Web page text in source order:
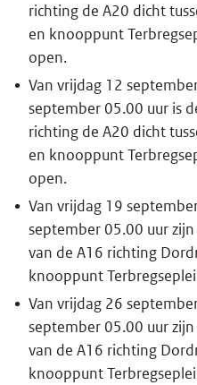
richting de A20 dicht
en knooppunt
open.
Van vrijdag 12
september 05.00 uur is
richting de A20 dicht
en knooppunt
open.
Van vrijdag 19
september 05.00 uur
van de A16 richting
knooppunt
Van vrijdag 26
september 05.00 uur
van de A16 richting
knooppunt